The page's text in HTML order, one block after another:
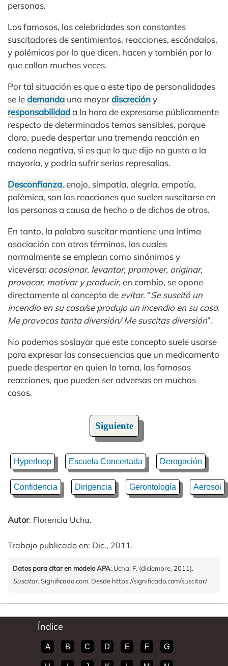
personas.
Los famosos, las celebridades son constantes
suscitadores de sentimientos, reacciones, escándalos,
y polémicas por lo que dicen, hacen y también por lo
que callan muchas veces.
Por tal situación es que a este tipo de personalidades
se ledemanda una mayordiscrecióny
responsabilidada la hora de expresarse públicamente
respecto de determinados temas sensibles, porque
claro, puede despertar una tremenda reacción en
cadena negativa, si es que lo que dijo no gusta a la
mayoría, y podría sufrir serias represalias.
Desconfianza, enojo, simpatía, alegría, empatía,
polémica, son las reacciones que suelen suscitarse en
las personas a causa de hecho o de dichos de otros.
En tanto, la palabra suscitar mantiene una íntima
asociación con otros términos, los cuales
normalmente se emplean como sinónimos y
viceversa: ocasionar, levantar, promover, originar,
provocar, motivar y producir, en cambio, se opone
directamente al concepto de evitar. “Se suscitó un
incendio en su casa/se produjo un incendio en su casa.
Me provocas tanta diversión/ Me suscitas diversión”.
No podemos soslayar que este concepto suele usarse
para expresar las consecuencias que un medicamento
puede despertar en quien lo toma, las famosas
reacciones, que pueden ser adversas en muchos
casos.
Siguiente
Hyperloop Escuela Concertada Derogación
Confidencia Dirigencia Gerontología Aerosol
Autor: Florencia Ucha.
Trabajo publicado en: Dic., 2011.
Datos para citar en modelo APA: Ucha, F. (diciembre, 2011).
Suscitar. Significado.com. Desde https://significado.com/suscitar/
Índice
A B C D E F G